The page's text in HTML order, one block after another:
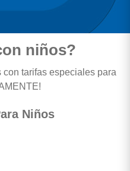
niños?
con tarifas especiales para
Niños